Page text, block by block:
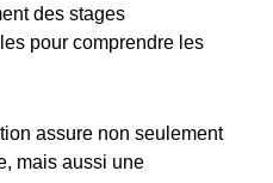
des stages
pour comprendre les
assure non seulement
mais aussi une